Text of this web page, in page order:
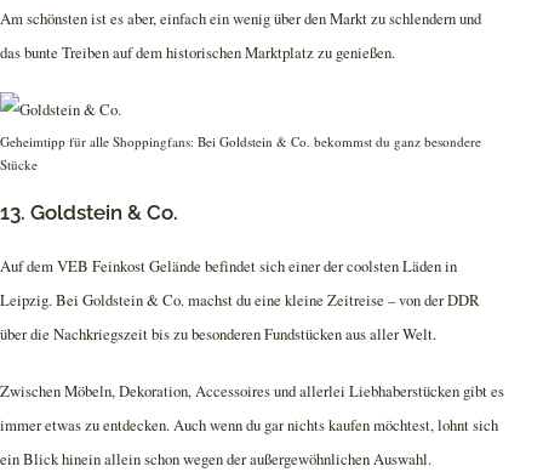
Am schönsten ist es aber, einfach ein wenig über den Markt zu schlendern und
das bunte Treiben auf dem historischen Marktplatz zu genießen.
Geheimtipp für alle Shoppingfans: Bei Goldstein & Co. bekommst du ganz besondere
Stücke
13. Goldstein & Co.
Auf dem VEB Feinkost Gelände befindet sich einer der coolsten Läden in
Leipzig. Bei Goldstein & Co. machst du eine kleine Zeitreise – von der DDR
über die Nachkriegszeit bis zu besonderen Fundstücken aus aller Welt.
Zwischen Möbeln, Dekoration, Accessoires und allerlei Liebhaberstücken gibt es
immer etwas zu entdecken. Auch wenn du gar nichts kaufen möchtest, lohnt sich
ein Blick hinein allein schon wegen der außergewöhnlichen Auswahl.